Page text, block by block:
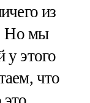
из
Но мы
у этого
что